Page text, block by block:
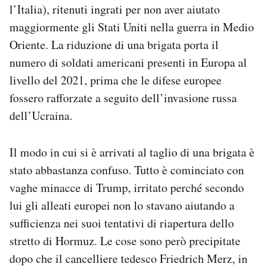
l’Italia), ritenuti ingrati per non aver aiutato
maggiormente gli Stati Uniti nella guerra in Medio
Oriente. La riduzione di una brigata porta il
numero di soldati americani presenti in Europa al
livello del 2021, prima che le difese europee
fossero rafforzate a seguito dell’invasione russa
dell’Ucraina.
Il modo in cui si è arrivati al taglio di una brigata è
stato abbastanza confuso. Tutto è cominciato con
vaghe minacce di Trump, irritato perché secondo
lui gli alleati europei non lo stavano aiutando a
sufficienza nei suoi tentativi di riapertura dello
stretto di Hormuz. Le cose sono però precipitate
dopo che il cancelliere tedesco Friedrich Merz, in